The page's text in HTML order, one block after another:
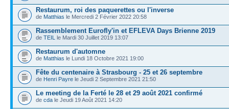
Restaurum, roi des paquerettes ou l'inverse
de Matthias le Mercredi 2 Février 2022 20:58
Rassemblement Eurofly'in et EFLEVA Days Brienne 2019
de TEIL le Mardi 30 Juillet 2019 13:07
Restaurum d'automne
de Matthias le Lundi 18 Octobre 2021 19:00
Fête du centenaire à Strasbourg - 25 et 26 septembre
de Henri Payre le Jeudi 2 Septembre 2021 21:50
Le meeting de la Ferté le 28 et 29 août 2021 confirmé
de cda le Jeudi 19 Août 2021 14:20